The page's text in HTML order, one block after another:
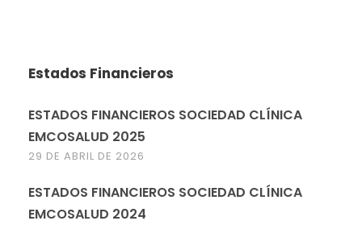
Estados Financieros
ESTADOS FINANCIEROS SOCIEDAD CLÍNICA
EMCOSALUD 2025
29 DE ABRIL DE 2026
ESTADOS FINANCIEROS SOCIEDAD CLÍNICA
EMCOSALUD 2024